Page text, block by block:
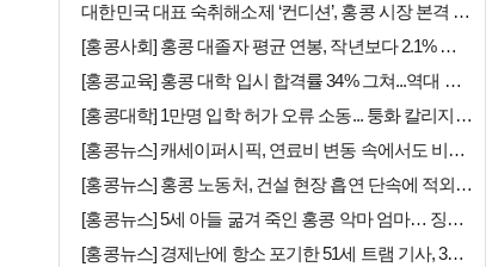
대한민국 대표 숙취해소제 ‘컨디션’, 홍콩 시장 본격 상륙… 왓슨스 입점…
[홍콩사회] 홍콩 대졸자 평균 연봉, 작년보다 2.1% 오른 33만 6천…
[홍콩교육] 홍콩 대학 입시 합격률 34% 그쳐...역대 최저
[홍콩대학] 1만명 입학 허가 오류 소동... 퉁화 칼리지 공식 사과
[홍콩뉴스] 캐세이퍼시픽, 연료비 변동 속에서도 비용 절감 위한 감편 계…
[홍콩뉴스] 홍콩 노동처, 건설 현장 흡연 단속에 적외선 드론 투입 검토
[홍콩뉴스] 5세 아들 굶겨 죽인 홍콩 악마 엄마… 징역 22년 중형 선…
[홍콩뉴스] 경제난에 항소 포기한 51세 트램 기사, 3세 여아 치사 혐…